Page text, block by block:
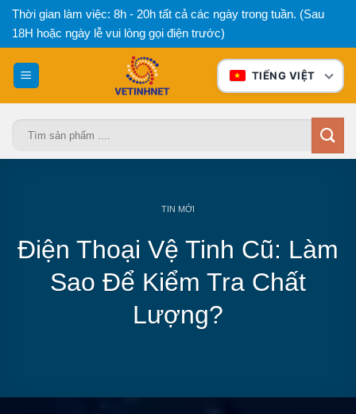
Bỏ
qua
nội
dung
Thời gian làm việc: 8h - 20h tất cả các ngày trong tuần. (Sau
18H hoặc ngày lễ vui lòng gọi điện trước)
TIẾNG VIỆT
TIN MỚI
Điện Thoại Vệ Tinh Cũ: Làm
Sao Để Kiểm Tra Chất
Lượng?